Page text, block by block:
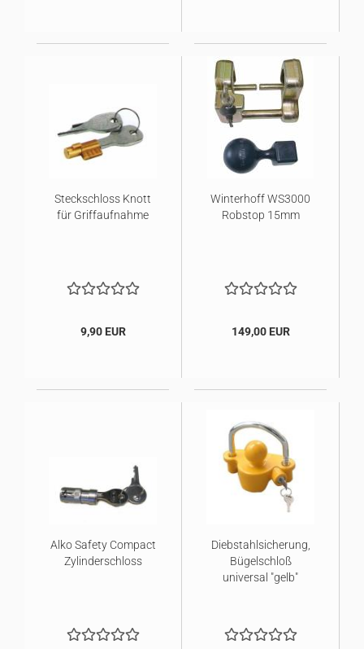
Steckschloss Knott
für Griffaufnahme
9,90 EUR
Winterhoff WS3000
Robstop 15mm
149,00 EUR
Alko Safety Compact
Zylinderschloss
Diebstahlsicherung,
Bügelschloß
universal "gelb"